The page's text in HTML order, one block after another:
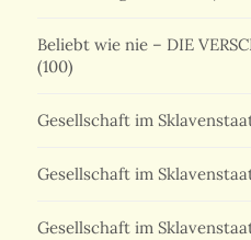
Beliebt wie nie – DIE
(100)
Gesellschaft im
Gesellschaft im
Gesellschaft im